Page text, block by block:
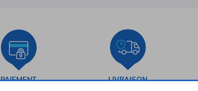
PAIEMENT
LIVRAISON